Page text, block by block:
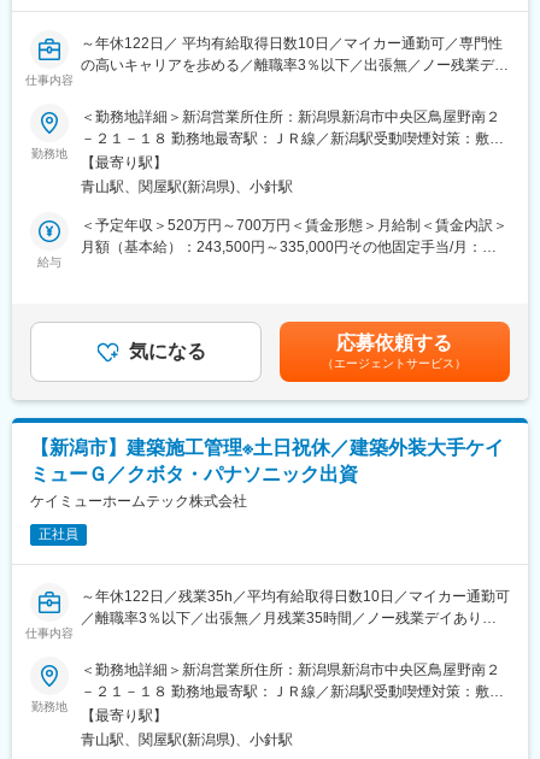
プを対応いただきます（入社1年後ほどを想定）
■得られるスキル：
金属を曲げる加工技術は、今後も重宝されます。気温であったり
ことで、今後自動化が進む金属加工業界の中でも、貴重なスキル
として活かされます！
■組織体制：
担当している者は3名となります。(20代男性/40代男性/60代男性)
仕事にも挑戦したい方は大歓迎です！
■安定性：
鉄道や電力といったインフラ周りの案件が多くあるため、安定し
ております。これまで無借金経営ができているのも堅実な経営戦
略の元動けているためです。
■環境整備に注力！
2019年10月に新潟工場は「一般財団法人日本緑化センター会長
賞」を受賞。工場内外の環境整備に大きな貢献をしていることが
変更の範囲：会社の定める業務
仕事内容
～年休122日／ 平均有給取得日数10日／マイカー通勤可／専門性
の高いキャリアを歩める／離職率3％以下／出張無／ノー残業デイ
★求人のポイント★
・未経験でも年収520万円～
・サービス業からの転職など過去異業界からの採用実績多数あり
■業務内容：
外装工事（屋根・外壁・雨とい・太陽光発電システム）とそれに
伴う建材の販売を行う当社の施工管理担当として業務をお任せい
壁・雨どい・太陽光発電システム等)とその他のメーカー製品の施
工管理・工事監理を担当します。
・協力工事業者への作業指示、安全指示 （現場に張り付きではな
い。）
・施工は屋根や外壁などの部分での小規模な案件が多いため、工
期は半日～2週間程度、1日3～4棟の現場を回ります。そのため出
・各業務はチーム制で担当します。
・直行直帰や、事務仕事を事務担当に切り渡すなど施工管理の仕
■ポジションの魅力
・働き方の良さ：クボタ、パナソニックといった親会社との結び
つきにより、大手メーカー並みの120日を超える年間休日、月平
勤務地
＜勤務地詳細＞新潟営業所住所：新潟県新潟市中央区鳥屋野南２
－２１－１８ 勤務地最寄駅：ＪＲ線／新潟駅受動喫煙対策：敷地
内喫煙可能場所あり変更の範囲：会社の定める事業所
【最寄り駅】
青山駅、関屋駅(新潟県)、小針駅
給与
＜予定年収＞520万円～700万円＜賃金形態＞月給制＜賃金内訳＞
月額（基本給）：243,500円～335,000円その他固定手当/月：
月）■賞与：年2回（7月、12月）賃金はあくまでも目安の金額で
あり、選考を通じて上下する可能性があります。月給(月額)は固定
気になる 応募依頼する
（エージェントサービス）
【新潟市】建築施工管理※土日祝休／建築外装大手ケイ
ミューＧ／クボタ・パナソニック出資
ケイミューホームテック株式会社
正社員
仕事内容
～年休122日／残業35h／平均有給取得日数10日／マイカー通勤可
／離職率3％以下／出張無／月残業35時間／ノー残業デイあり／
手に職つけられる～
外装工事（屋根・外壁・雨とい・太陽光発電システム）とそれに
伴う建材の販売を行う当社の施工管理担当として業務をお任せい
勤務地
＜勤務地詳細＞新潟営業所住所：新潟県新潟市中央区鳥屋野南２
－２１－１８ 勤務地最寄駅：ＪＲ線／新潟駅受動喫煙対策：敷地
内喫煙可能場所あり変更の範囲：会社の定める事業所
【最寄り駅】
青山駅、関屋駅(新潟県)、小針駅